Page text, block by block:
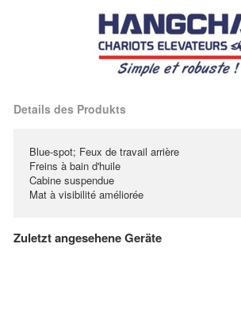
Details des Produkts
Blue-spot; Feux de travail arrière
Freins à bain d'huile
Cabine suspendue
Mat à visibilité améliorée
Zuletzt angesehene Geräte